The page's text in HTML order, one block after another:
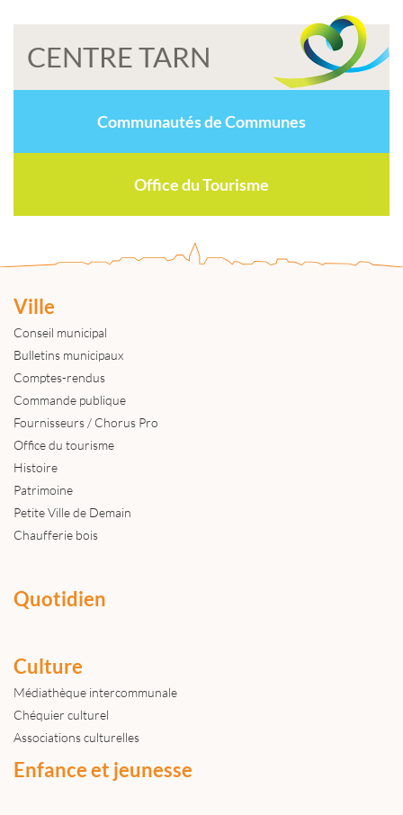
CENTRE TARN
Communautés de Communes
Office du Tourisme
Ville
Conseil municipal
Bulletins municipaux
Comptes-rendus
Commande publique
Fournisseurs / Chorus Pro
Office du tourisme
Histoire
Patrimoine
Petite Ville de Demain
Chaufferie bois
Quotidien
Culture
Médiathèque intercommunale
Chéquier culturel
Associations culturelles
Enfance et jeunesse